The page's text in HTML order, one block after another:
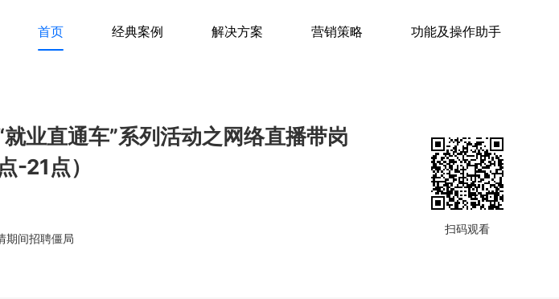
首页 经典案例 解决方案 营销策略 功能及操作助手
业直通车”系列活动之网络直播带岗
-21点）
期间招聘僵局
扫码观看